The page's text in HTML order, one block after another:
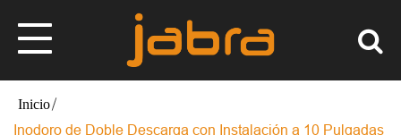
Inodoro de Doble Descarga con Instalación a 10 Pulgadas